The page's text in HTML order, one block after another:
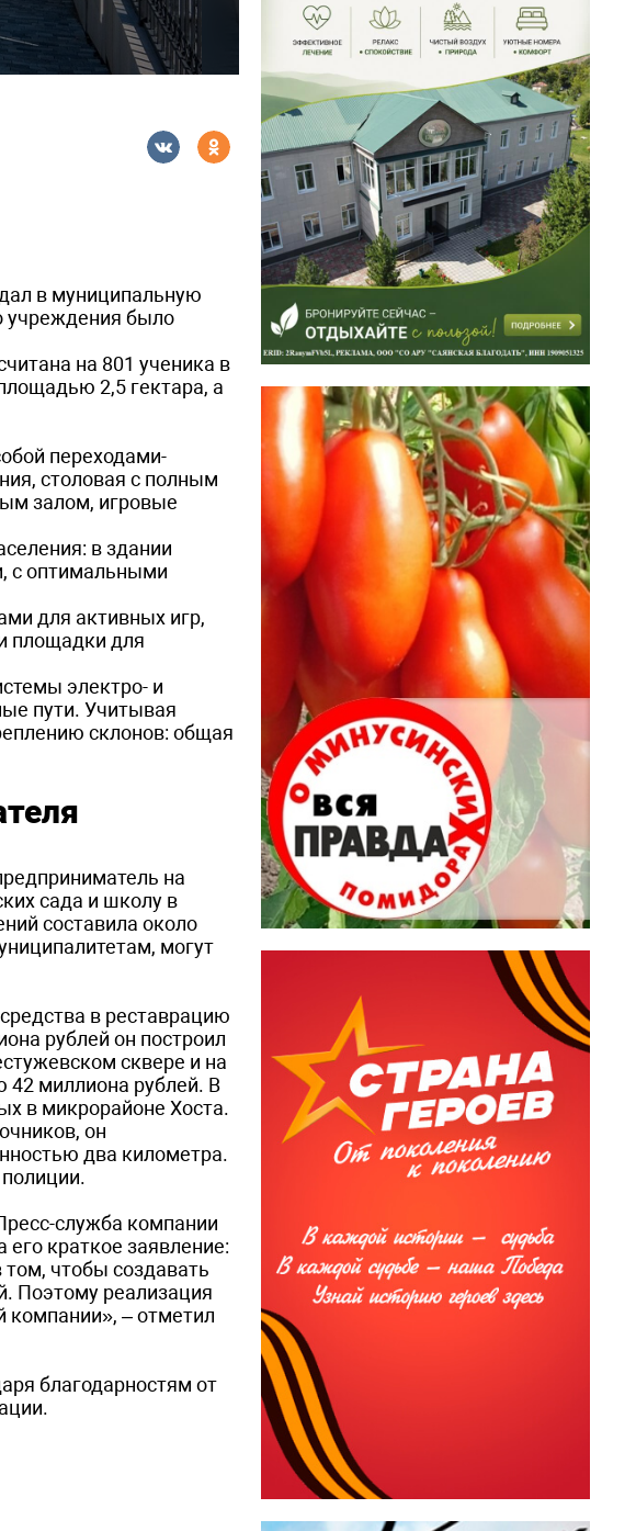
в муниципальную
учреждения было
на 801 ученика в
2,5 гектара, а
переходами-
столовая с полным
залом, игровые
в здании
с оптимальными
для активных игр,
площадки для
электро- и
пути. Учитывая
склонов: общая
на
сада и школу в
составила около
могут
в реставрацию
рублей он построил
сквере и на
42 миллиона рублей. В
в микрорайоне Хоста.
он
два километра.
служба компании
краткое заявление:
чтобы создавать
Поэтому реализация
– отметил
благодарностям от